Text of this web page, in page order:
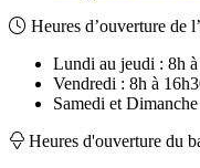
Heures d’ouverture de
Lundi au jeudi : 8h
Vendredi : 8h à
Samedi et
Heures d'ouverture du